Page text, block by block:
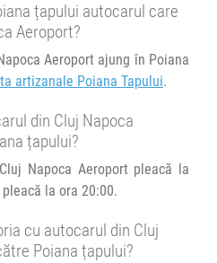
artizanale Poiana Tapului
Zile de circulație:
Petrom
Cost :
Fg - TgS - SfG - BV - OTP - BBU
artizanale Poiana Tapului
țapului autocarul care
Aeroport?
Aeroport ajung în Poiana
artizanale Poiana Tapului.
din Cluj Napoca
țapului?
Napoca Aeroport pleacă la
la ora 20:00.
cu autocarul din Cluj
Poiana țapului?